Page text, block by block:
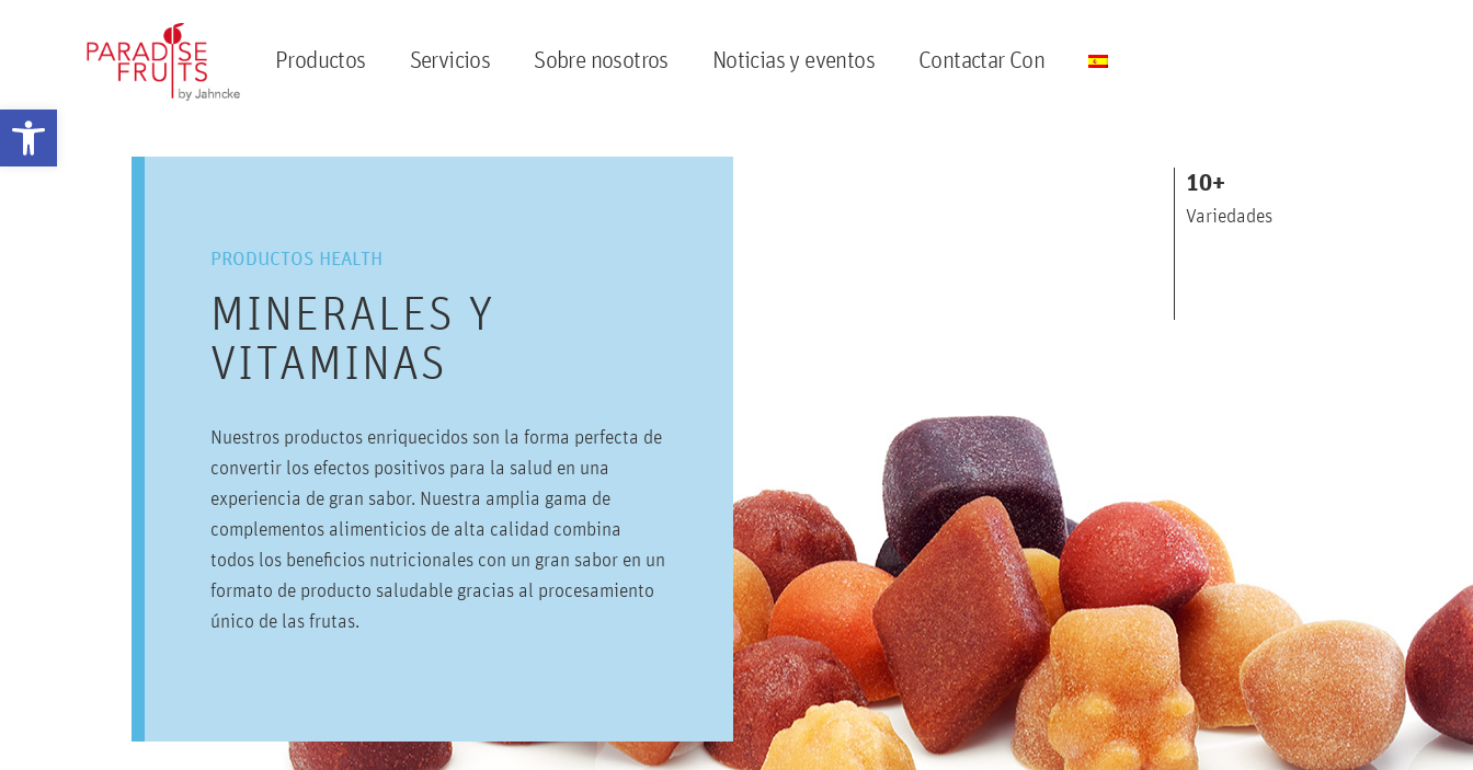
Abrir barra de herramientas
Productos Servicios Sobre nosotros Noticias y eventos Contactar Con
PRODUCTOS HEALTH
MINERALES Y
VITAMINAS
Nuestros productos enriquecidos son la forma perfecta de
convertir los efectos positivos para la salud en una
experiencia de gran sabor. Nuestra amplia gama de
complementos alimenticios de alta calidad combina
todos los beneficios nutricionales con un gran sabor en un
formato de producto saludable gracias al procesamiento
único de las frutas.
Variedades
10+